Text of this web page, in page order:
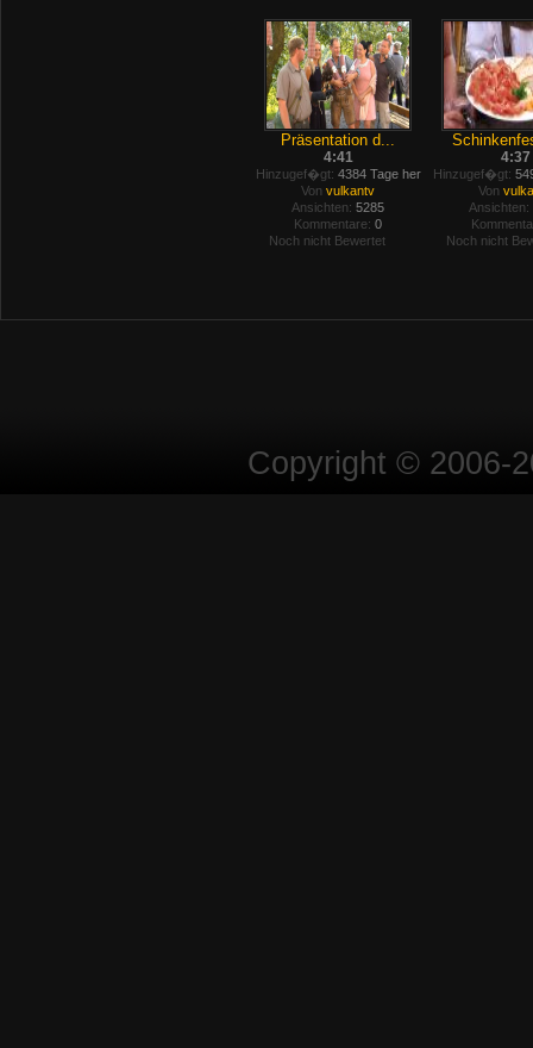
Präsentation d...
4:41
Hinzugef�gt: 4384 Tage her
Von vulkantv
Ansichten: 5285
Kommentare: 0
Noch nicht Bewertet
4:37
Hinzugef�gt:
Von
Ansichten:
Noch nicht
Copyright © 2006-